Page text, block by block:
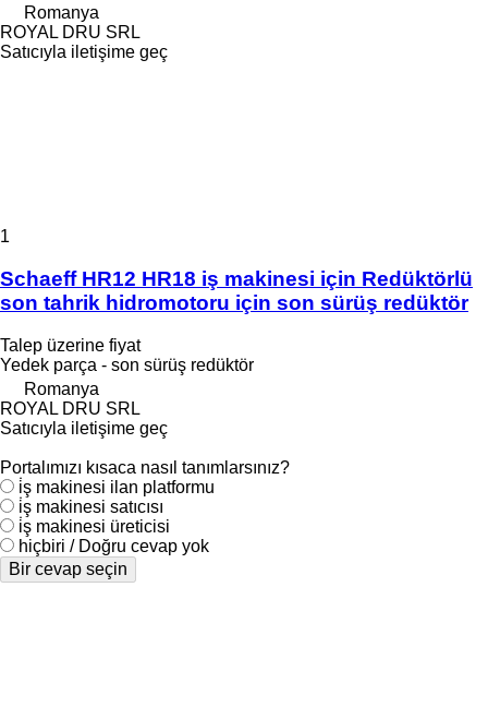
Romanya
ROYAL DRU SRL
Satıcıyla iletişime geç
1
Schaeff HR12 HR18 iş makinesi için Redüktörlü
son tahrik hidromotoru için son sürüş redüktör
Talep üzerine fiyat
Yedek parça - son sürüş redüktör
Romanya
ROYAL DRU SRL
Satıcıyla iletişime geç
Portalımızı kısaca nasıl tanımlarsınız?
i̇ş makinesi ilan platformu
i̇ş makinesi satıcısı
i̇ş makinesi üreticisi
hiçbiri / Doğru cevap yok
Bir cevap seçin